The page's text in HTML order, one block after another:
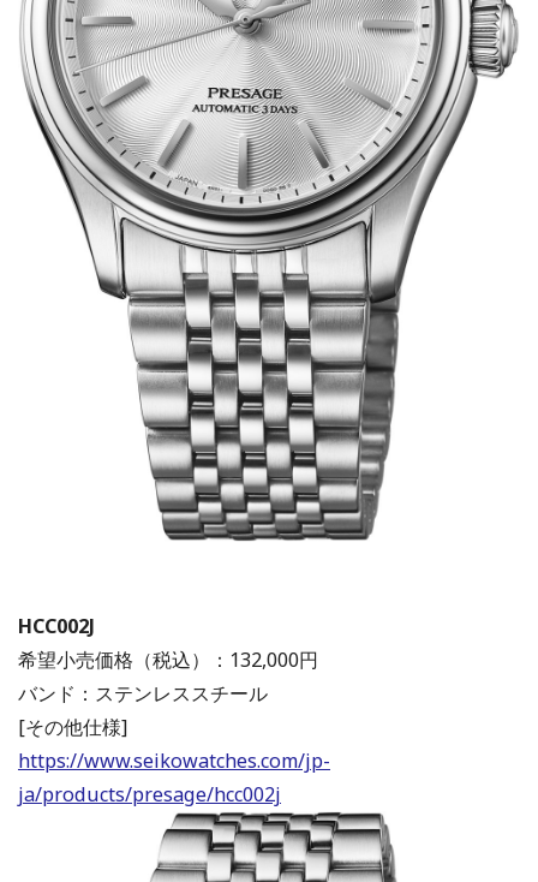
HCC002J
希望小売価格（税込）：132,000円
バンド：ステンレススチール
[その他仕様]
https://www.seikowatches.com/jp-
ja/products/presage/hcc002j